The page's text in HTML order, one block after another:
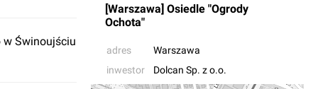
w Świnoujściu
[Warszawa] Osiedle "Ogrody
Ochota"
adres
Warszawa
inwestor
Dolcan Sp. z o.o.